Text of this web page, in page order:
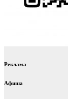
Реклама
Афиша